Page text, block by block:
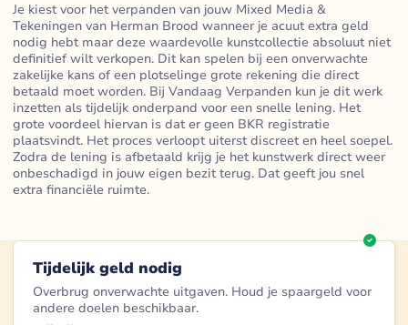
Je kiest voor het verpanden van jouw Mixed Media &
Tekeningen van Herman Brood wanneer je acuut extra geld
nodig hebt maar deze waardevolle kunstcollectie absoluut niet
definitief wilt verkopen. Dit kan spelen bij een onverwachte
zakelijke kans of een plotselinge grote rekening die direct
betaald moet worden. Bij Vandaag Verpanden kun je dit werk
inzetten als tijdelijk onderpand voor een snelle lening. Het
grote voordeel hiervan is dat er geen BKR registratie
plaatsvindt. Het proces verloopt uiterst discreet en heel soepel.
Zodra de lening is afbetaald krijg je het kunstwerk direct weer
onbeschadigd in jouw eigen bezit terug. Dat geeft jou snel
extra financiële ruimte.
Tijdelijk geld nodig
Overbrug onverwachte uitgaven. Houd je spaargeld voor
andere doelen beschikbaar.